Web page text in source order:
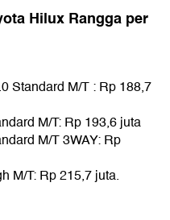
Hilux Rangga per
Standard M/T : Rp 188,7
M/T: Rp 193,6 juta
M/T 3WAY: Rp
M/T: Rp 215,7 juta.